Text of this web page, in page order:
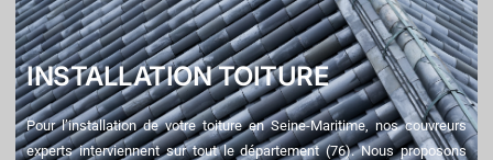
INSTALLATION TOITURE
Pour l’installation de votre toiture en Seine-Maritime, nos couvreurs
experts interviennent sur tout le département (76). Nous proposons